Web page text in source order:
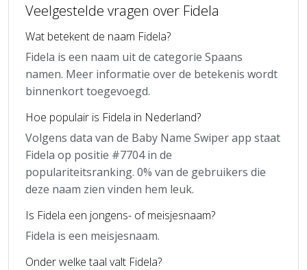
Veelgestelde vragen over Fidela
Wat betekent de naam Fidela?
Fidela is een naam uit de categorie Spaans
namen. Meer informatie over de betekenis wordt
binnenkort toegevoegd.
Hoe populair is Fidela in Nederland?
Volgens data van de Baby Name Swiper app staat
Fidela op positie #7704 in de
populariteitsranking. 0% van de gebruikers die
deze naam zien vinden hem leuk.
Is Fidela een jongens- of meisjesnaam?
Fidela is een meisjesnaam.
Onder welke taal valt Fidela?